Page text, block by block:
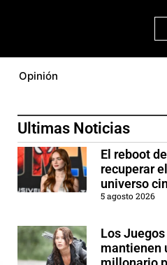
Opinión
Ultimas Noticias
El reboot
recuperar
universo
5 agosto 2026
Los
mantienen